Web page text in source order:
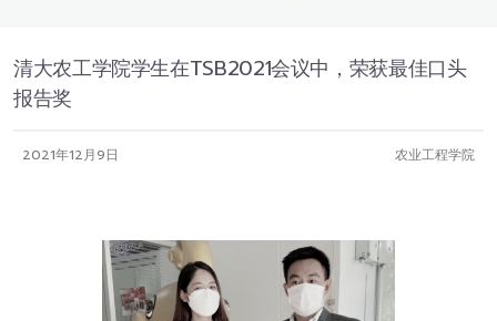
清大农工学院学生在TSB2021会议中，荣获最佳口头
报告奖
2021年12月9日 农业工程学院